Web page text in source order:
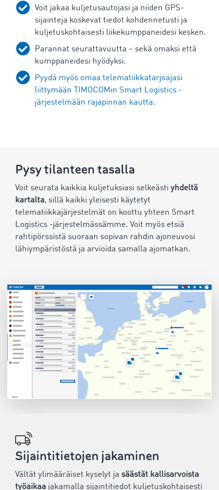
Voit jakaa kuljetusautojasi ja niiden GPS-
sijainteja koskevat tiedot kohdennetusti ja
kuljetuskohtaisesti liikekumppaneidesi kesken.
Parannat seurattavuutta – sekä omaksi että
kumppaneidesi hyödyksi.
Pyydä myös omaa telematiikkatarjoajasi
liittymään TIMOCOMin Smart Logistics -
järjestelmään rajapinnan kautta.
Pysy tilanteen tasalla
Voit seurata kaikkia kuljetuksiasi selkeästi yhdeltä
kartalta, sillä kaikki yleisesti käytetyt
telematiikkajärjestelmät on koottu yhteen Smart
Logistics -järjestelmässämme. Voit myös etsiä
rahtipörssistä suoraan sopivan rahdin ajoneuvosi
lähiympäristöstä ja arvioida samalla ajomatkan.
Sijaintitietojen jakaminen
Vältät ylimääräiset kyselyt ja säästät kallisarvoista
työaikaa jakamalla sijaintitiedot kuljetuskohtaisesti